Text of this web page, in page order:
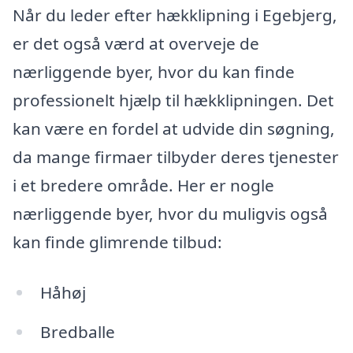
Når du leder efter hækklipning i Egebjerg,
er det også værd at overveje de
nærliggende byer, hvor du kan finde
professionelt hjælp til hækklipningen. Det
kan være en fordel at udvide din søgning,
da mange firmaer tilbyder deres tjenester
i et bredere område. Her er nogle
nærliggende byer, hvor du muligvis også
kan finde glimrende tilbud:
Håhøj
Bredballe